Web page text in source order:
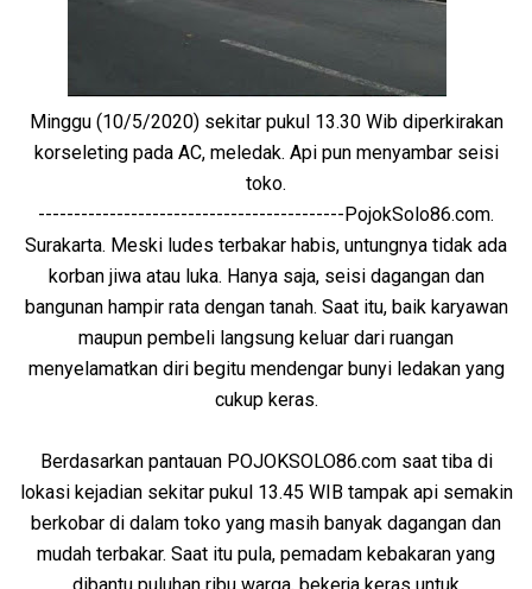
Minggu (10/5/2020) sekitar pukul 13.30 Wib diperkirakan
korseleting pada AC, meledak. Api pun menyambar seisi
toko.
-------------------------------------------PojokSolo86.com.
Surakarta. Meski ludes terbakar habis, untungnya tidak ada
korban jiwa atau luka. Hanya saja, seisi dagangan dan
bangunan hampir rata dengan tanah. Saat itu, baik karyawan
maupun pembeli langsung keluar dari ruangan
menyelamatkan diri begitu mendengar bunyi ledakan yang
cukup keras.
Berdasarkan pantauan POJOKSOLO86.com saat tiba di
lokasi kejadian sekitar pukul 13.45 WIB tampak api semakin
berkobar di dalam toko yang masih banyak dagangan dan
mudah terbakar. Saat itu pula, pemadam kebakaran yang